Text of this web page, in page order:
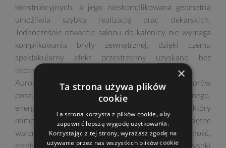
konstrukcyjnych, a jego nieskomplikowana geometria
umożliwia szybką realizację prac dekarskich.
Jednocześnie otwarcie salonu do kalenicy nie wymaga
komplikowania bryły zewnętrznej, dzięki czemu
spektakularny efekt przestrzenny uzyskano bez
istotnego wzrostu kosztów budowy.
Aurora Mini II Plus jest propozycją dla Inwestorów
poszukujących domu nowoczesnego,
energooszczędnego i rozsądnego ekonomicznie, który
mimo niewielkich rozmiarów oferuje ponadprzeciętne
walory przestrzenne. To projekt łączący funkcjonalność,
estetykę i racjonalne podejście do budowy, a wysoki
×
Ta strona używa plików
cookie
Ta strona korzysta z plików cookie, aby
zapewnić lepszą wygodę użytkowania.
Korzystając z tej strony, wyrażasz zgodę na
używanie przez nas wszystkich plików cookie